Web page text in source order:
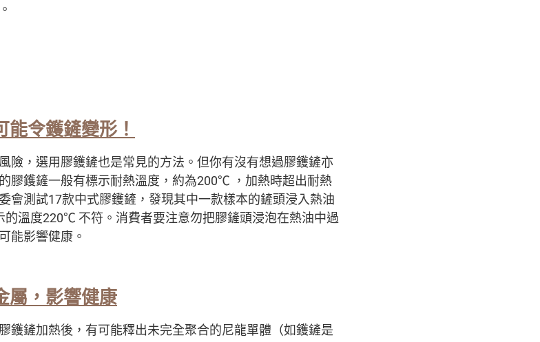
能令鑊鏟變形！
險，選用膠鑊鏟也是常見的方法。但你有沒有想過膠鑊鏟亦
膠鑊鏟一般有標示耐熱溫度，約為200℃ ，加熱時超出耐熱
會測試17款中式膠鑊鏟，發現其中一款樣本的鏟頭浸入熱油
溫度220℃ 不符。消費者要注意勿把膠鏟頭浸泡在熱油中過
能影響健康。
屬 ， 影響健康
鑊鏟加熱後，有可能釋出未完全聚合的尼龍單體（如鑊鏟是